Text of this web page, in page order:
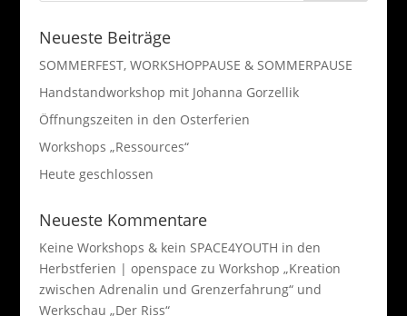
Neueste Beiträge
SOMMERFEST, WORKSHOPPAUSE & SOMMERPAUSE
Handstandworkshop mit Johanna Gorzellik
Öffnungszeiten in den Osterferien
Workshops „Ressources“
Heute geschlossen
Neueste Kommentare
Keine Workshops & kein SPACE4YOUTH in den
Herbstferien | openspace zu Workshop „Kreation
zwischen Adrenalin und Grenzerfahrung“ und
Werkschau „Der Riss“